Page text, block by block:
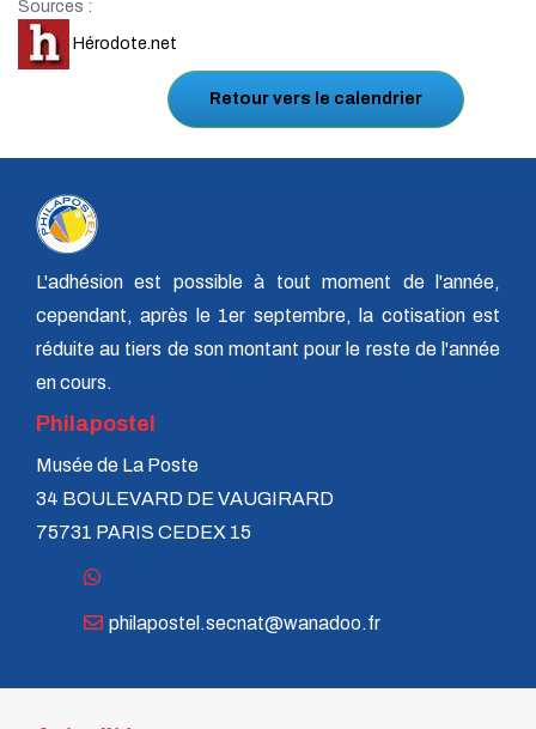
Sources :
Hérodote.net
Retour vers le calendrier
L'adhésion est possible à tout moment de l'année,
cependant, après le 1er septembre, la cotisation est
réduite au tiers de son montant pour le reste de l'année
en cours.
Philapostel
Musée de La Poste
34 BOULEVARD DE VAUGIRARD
75731 PARIS CEDEX 15
philapostel.secnat@wanadoo.fr